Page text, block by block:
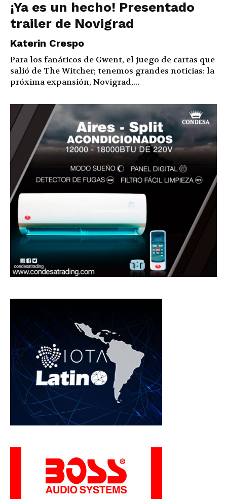
¡Ya es un hecho! Presentado
trailer de Novigrad
Katerin Crespo
Para los fanáticos de Gwent, el juego de cartas que
salió de The Witcher; tenemos grandes noticias: la
próxima expansión, Novigrad,...